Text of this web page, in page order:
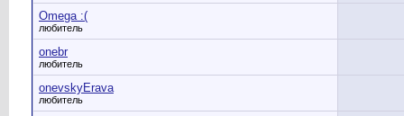
Omega :(
любитель
onebr
любитель
onevskyErava
любитель